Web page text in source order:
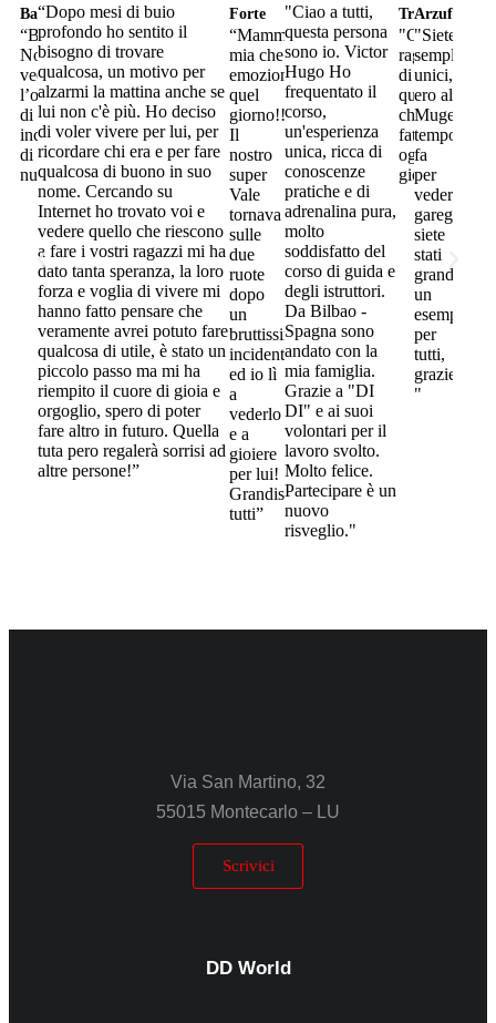
Barbara
“Bellissimo!
Non
vediamo
l’ora
di
incontrarvi
di
nuovo”
“Dopo mesi di buio
profondo ho sentito il
bisogno di trovare
qualcosa, un motivo per
alzarmi la mattina anche se
lui non c'è più. Ho deciso
di voler vivere per lui, per
ricordare chi era e per fare
qualcosa di buono in suo
nome. Cercando su
Internet ho trovato voi e
vedere quello che riescono
a fare i vostri ragazzi mi ha
dato tanta speranza, la loro
forza e voglia di vivere mi
hanno fatto pensare che
veramente avrei potuto fare
qualcosa di utile, è stato un
piccolo passo ma mi ha
riempito il cuore di gioia e
orgoglio, spero di poter
fare altro in futuro. Quella
tuta pero regalerà sorrisi ad
altre persone!”
Forte
“Mamma
mia che
emozione
quel
giorno!!!
Il
nostro
super
Vale
tornava
sulle
due
ruote
dopo
un
bruttissimo
incidente
ed io lì
a
vederlo
e a
gioiere
per lui!
Grandissimi
tutti”
"Ciao a tutti,
questa persona
sono io. Victor
Hugo Ho
frequentato il
corso,
un'esperienza
unica, ricca di
conoscenze
pratiche e di
adrenalina pura,
molto
soddisfatto del
corso di guida e
degli istruttori.
Da Bilbao -
Spagna sono
andato con la
mia famiglia.
Grazie a "DI
DI" e ai suoi
volontari per il
lavoro svolto.
Molto felice.
Partecipare è un
nuovo
risveglio."
Trezzolani
"Grazie
ragazzi
di
quello
che
fate
ogni
giorno"
Arzuffi
"Siete
unici,
ero al
Mugello
tempo
fa
per
vedervi
gareggiare,
siete
stati
grandi,
un
esempio
per
tutti,
grazie
"
Via San Martino, 32
55015 Montecarlo – LU
Scrivici
DD World